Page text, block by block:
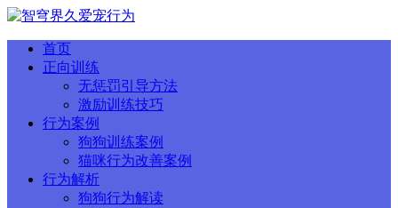
首页
正向训练
无惩罚引导方法
激励训练技巧
行为案例
狗狗训练案例
猫咪行为改善案例
行为解析
狗狗行为解读